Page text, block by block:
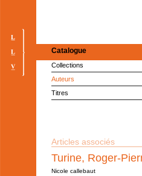
Catalogue
Collections
Auteurs
Titres
Articles associés
Turine, Roger-
Nicole callebaut